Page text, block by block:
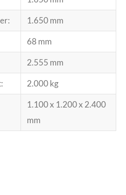
1.650 mm
68 mm
2.555 mm
2.000 kg
1.100 x 1.200 x 2.400
mm